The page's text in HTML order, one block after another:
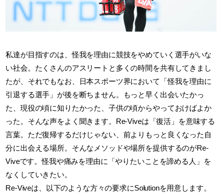
私達が目指すのは、怪我を理由に競技をやめていく選手がいな
い社会。たくさんのアスリートと多くの時間を共有してきまし
たが、それでもなお、日本スポーツ界において「怪我を理由に
引退する選手」が後を断ちません。もっと早く出会いたかっ
た、現役の頃に知りたかった、子供の頃からやっておけばよか
った。そんな声をよく聞きます。Re-Viveは「復活」を意味する
言葉。ただ復帰するだけじゃない、前よりもっと良くなった自
分に出会える場所。そんなメソッドや場所を提供するのがRe-
Viveです。怪我や痛みを理由に「やりたいことを諦める人」を
なくしていきたい。
Re-Viveは、以下のような方々の要求にSolutionを用意します。